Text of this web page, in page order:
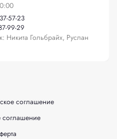
57-23
99-29
Никита Гольбрайх, Руслан
соглашение
соглашение